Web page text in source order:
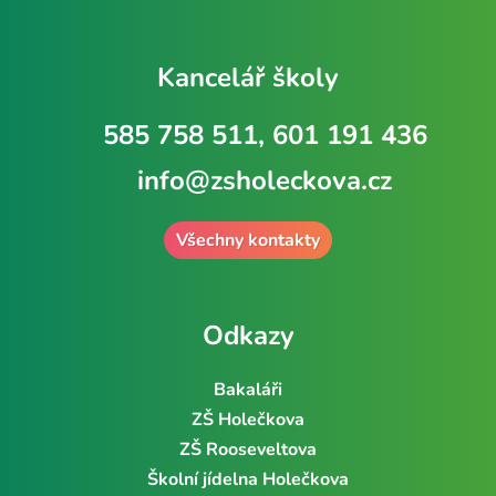
Kancelář školy
585 758 511, 601 191 436
info@zsholeckova.cz
Všechny kontakty
Odkazy
Bakaláři
ZŠ Holečkova
ZŠ Rooseveltova
Školní jídelna Holečkova